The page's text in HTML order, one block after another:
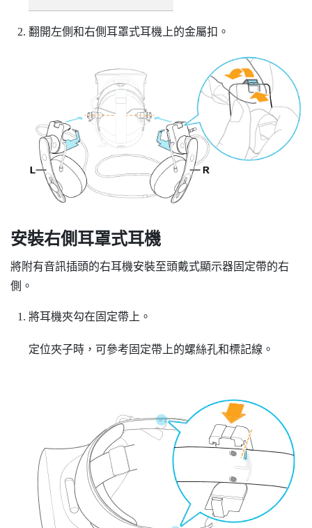
翻開左側和右側耳罩式耳機上的金屬扣。
安裝右側耳罩式耳機
將附有音訊插頭的右耳機安裝至頭戴式顯示器固定帶的右
側。
將耳機夾勾在固定帶上。
定位夾子時，可參考固定帶上的螺絲孔和標記線。